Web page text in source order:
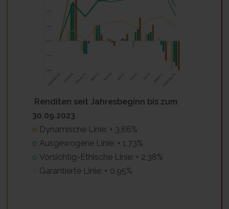
Renditen seit Jahresbeginn bis zum
30.09.2023
o Dynamische Linie: + 3,86%
o Ausgewogene Linie: + 1,73%
o Vorsichtig-Ethische Linie: + 2,38%
Garantierte Linie: + 0,95%